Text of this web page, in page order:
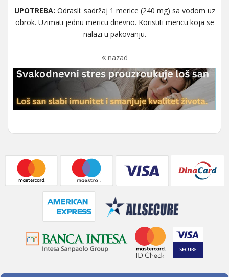
UPOTREBA: Odrasli: sadržaj 1 merice (240 mg) sa vodom uz
obrok. Uzimati jednu mericu dnevno. Koristiti mericu koja se
nalazi u pakovanju.
nazad